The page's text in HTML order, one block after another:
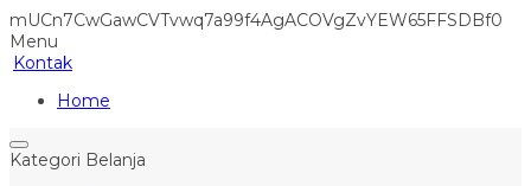
mUCn7CwGawCVTvwq7a99f4AgACOVgZvYEW65FFSDBf0
Menu
Kontak
Home
Kategori Belanja